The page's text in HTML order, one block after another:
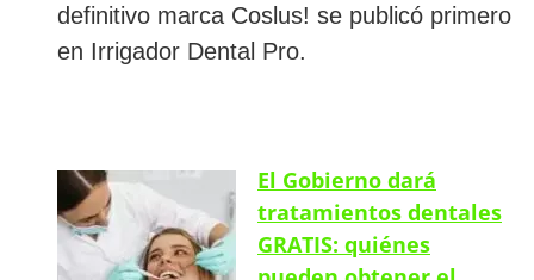
definitivo marca Coslus! se publicó primero
en Irrigador Dental Pro.
El Gobierno dará
tratamientos dentales
GRATIS: quiénes